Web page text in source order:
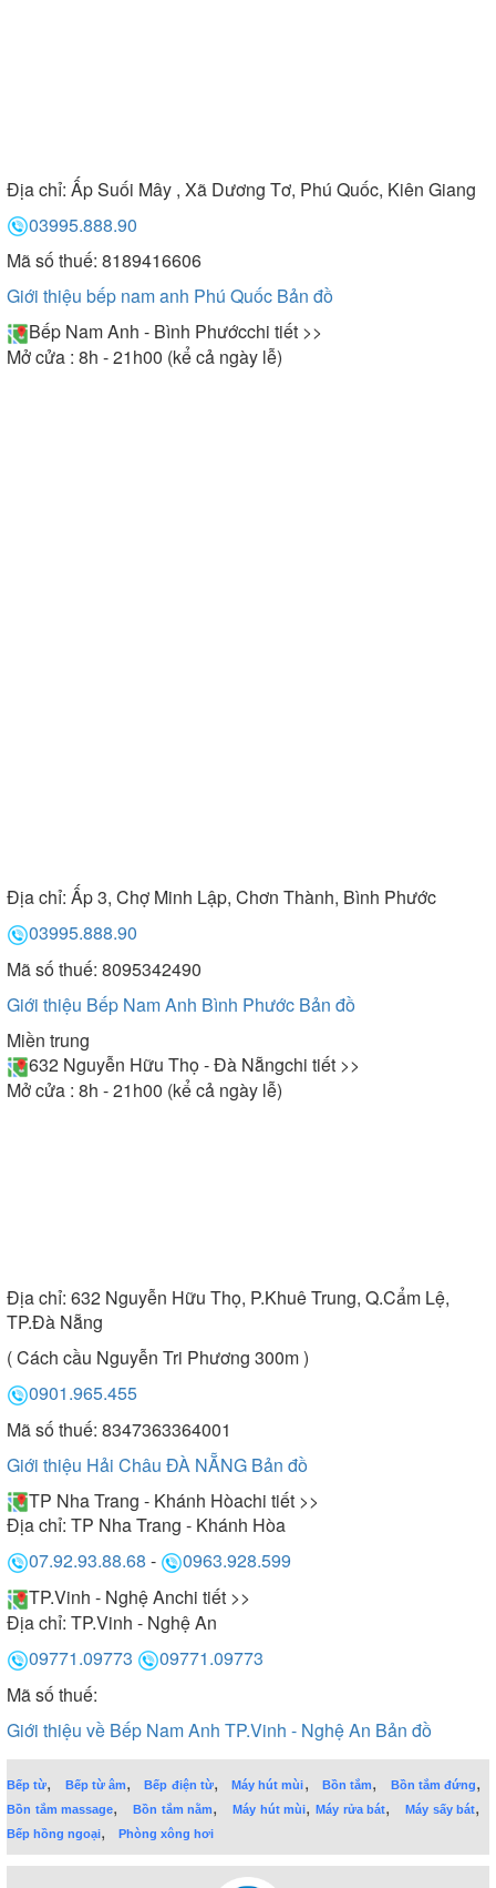
Địa chỉ: Ấp Suối Mây , Xã Dương Tơ, Phú Quốc, Kiên Giang
03995.888.90
Mã số thuế: 8189416606
Giới thiệu bếp nam anh Phú Quốc Bản đồ
Bếp Nam Anh - Bình Phướcchi tiết >>
Mở cửa : 8h - 21h00 (kể cả ngày lễ)
Địa chỉ: Ấp 3, Chợ Minh Lập, Chơn Thành, Bình Phước
03995.888.90
Mã số thuế: 8095342490
Giới thiệu Bếp Nam Anh Bình Phước Bản đồ
Miền trung
632 Nguyễn Hữu Thọ - Đà Nẵngchi tiết >>
Mở cửa : 8h - 21h00 (kể cả ngày lễ)
Địa chỉ: 632 Nguyễn Hữu Thọ, P.Khuê Trung, Q.Cẩm Lệ,
TP.Đà Nẵng
( Cách cầu Nguyễn Tri Phương 300m )
0901.965.455
Mã số thuế: 8347363364001
Giới thiệu Hải Châu ĐÀ NẴNG Bản đồ
TP Nha Trang - Khánh Hòachi tiết >>
Địa chỉ: TP Nha Trang - Khánh Hòa
07.92.93.88.68 -
0963.928.599
TP.Vinh - Nghệ Anchi tiết >>
Địa chỉ: TP.Vinh - Nghệ An
09771.09773
09771.09773
Mã số thuế:
Giới thiệu về Bếp Nam Anh TP.Vinh - Nghệ An Bản đồ
Bếp từ, Bếp từ âm,Bếp điện từ,Máy hút mùi, Bồn tắm, Bồn tắm đứng,
Bồn tắm massage,Bồn tắm nằm,Máy hút mùi,Máy rửa bát,Máy sấy bát,
Bếp hồng ngoại, Phòng xông hơi